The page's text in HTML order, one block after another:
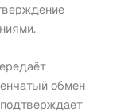
обмен